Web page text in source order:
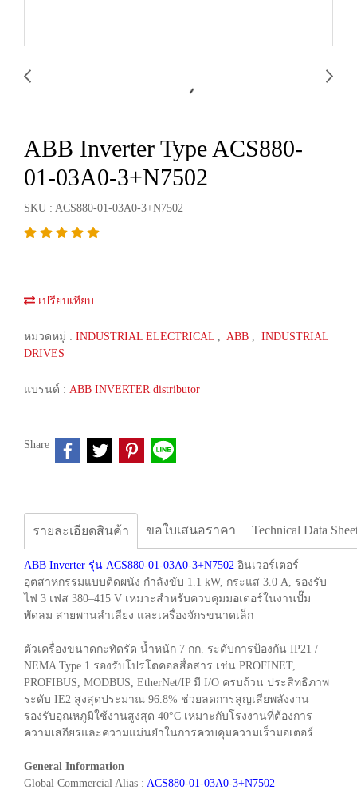
ABB Inverter Type ACS880-
01-03A0-3+N7502
SKU : ACS880-01-03A0-3+N7502
เปรียบเทียบ
หมวดหมู่ : INDUSTRIAL ELECTRICAL , ABB , INDUSTRIAL
DRIVES
แบรนด์ : ABB INVERTER distributor
Share
รายละเอียดสินค้า ขอใบเสนอราคา Technical Data
ABB Inverter รุ่น ACS880-01-03A0-3+N7502 อินเวอร์เตอร์
อุตสาหกรรมแบบติดผนัง กำลังขับ 1.1 kW, กระแส 3.0 A, รองรับ
ไฟ 3 เฟส 380–415 V เหมาะสำหรับควบคุมมอเตอร์ในงานปั๊ม
พัดลม สายพานลำเลียง และเครื่องจักรขนาดเล็ก
ตัวเครื่องขนาดกะทัดรัด น้ำหนัก 7 กก. ระดับการป้องกัน IP21 /
NEMA Type 1 รองรับโปรโตคอลสื่อสาร เช่น PROFINET,
PROFIBUS, MODBUS, EtherNet/IP มี I/O ครบถ้วน ประสิทธิภาพ
ระดับ IE2 สูงสุดประมาณ 96.8% ช่วยลดการสูญเสียพลังงาน
รองรับอุณหภูมิใช้งานสูงสุด 40°C เหมาะกับโรงงานที่ต้องการ
ความเสถียรและความแม่นยำในการควบคุมความเร็วมอเตอร์
General Information
Global Commercial Alias : ACS880-01-03A0-3+N7502